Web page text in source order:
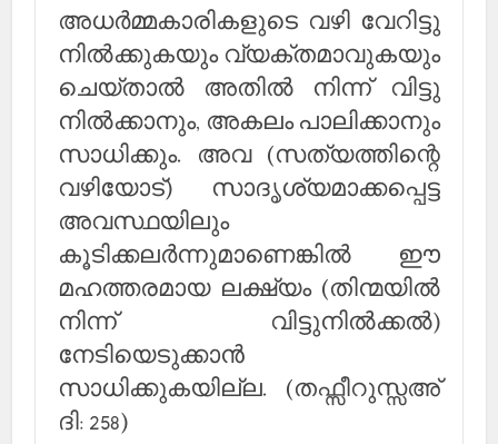
അധര്‍മ്മകാരികളുടെ വഴി വേറിട്ടു
നില്‍ക്കുകയും വ്യക്തമാവുകയും
ചെയ്താല്‍ അതില്‍ നിന്ന് വിട്ടു
നില്‍ക്കാനും, അകലം പാലിക്കാനും
സാധിക്കും. അവ (സത്യത്തിന്റെ
വഴിയോട്) സാദൃശ്യമാക്കപ്പെട്ട
അവസ്ഥയിലും
കൂടിക്കലര്‍ന്നുമാണെങ്കില്‍ ഈ
മഹത്തരമായ ലക്ഷ്യം (തിന്മയില്‍
നിന്ന് വിട്ടുനില്‍ക്കല്‍)
നേടിയെടുക്കാന്‍
സാധിക്കുകയില്ല. (തഫ്സീറുസ്സഅ്
ദി: 258)